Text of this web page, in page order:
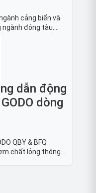
cảng biển và
ngành đóng tàu.
trình, tiêu chuẩn
LOTO trong
diện.
dẫn động
dòng
QBY & BFQ
chất lỏng thông